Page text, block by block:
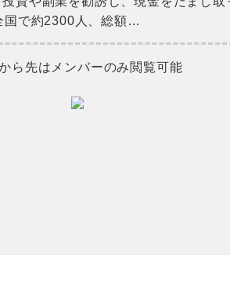
国で約2300人、総額…
ら先はメンバーのみ閲覧可能